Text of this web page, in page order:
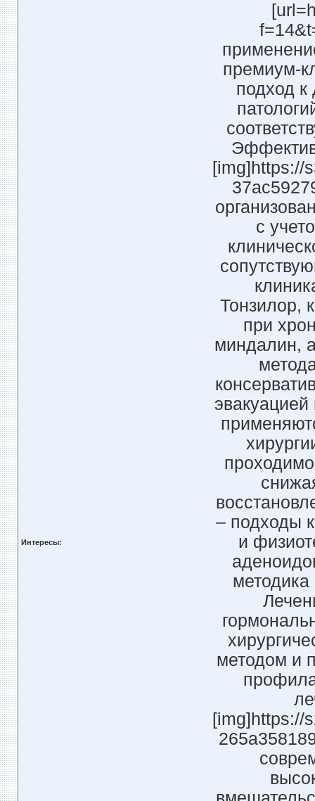
Интересы:
премиум-
подход
[img]https://
с
Тонзилор,
при
миндалин,
эвакуацией
– подходы
и
методика
методом и
[img]https://